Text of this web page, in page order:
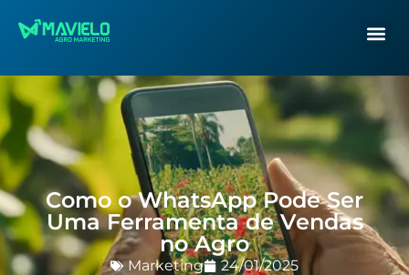
Como o WhatsApp Pode Ser
Uma Ferramenta de Vendas
no Agro
Marketing 24/01/2025